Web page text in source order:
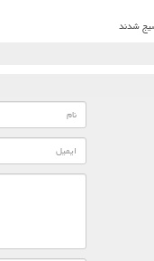
شدند